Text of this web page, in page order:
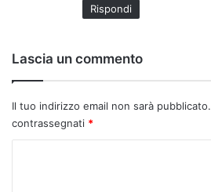
Rispondi
Lascia un commento
Il tuo indirizzo email non sarà pubblicato.
contrassegnati *